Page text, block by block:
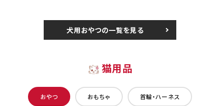
犬用おやつの一覧を見る
猫用品
おやつ おもちゃ 首輪・ハーネス